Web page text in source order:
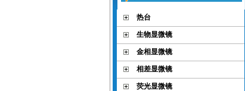
热台
生物显微镜
金相显微镜
相差显微镜
荧光显微镜